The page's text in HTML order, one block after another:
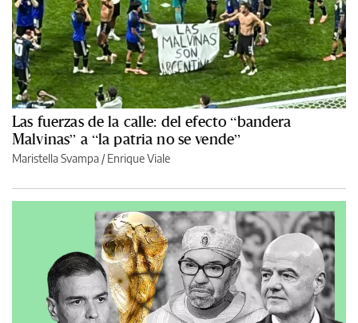
Las fuerzas de la calle: del efecto “bandera
Malvinas” a “la patria no se vende”
Maristella Svampa /Enrique Viale